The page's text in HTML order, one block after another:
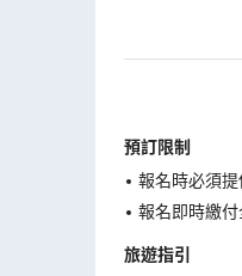
預訂限制
報名時必須提
報名即時繳
旅遊指引